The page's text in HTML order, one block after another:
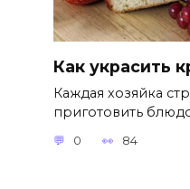
Как украсить
Каждая хозяйка
приготовить
0 84